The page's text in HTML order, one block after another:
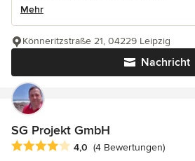
Mehr
Nachricht
Könneritzstraße 21, 04229 Leipzig
SG Projekt GmbH
Durchschnittliche Bewertung: 4 von 5
4,0 (4 Bewertungen)